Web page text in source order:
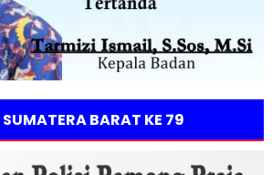
BARAT KE 79